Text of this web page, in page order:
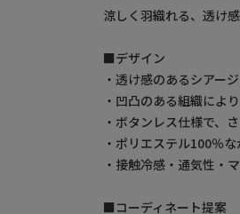
涼しく羽織れる、透け
■デザイン
・透け感のあるシアー
・凹凸のある組織によ
・ボタンレス仕様で、
・ポリエステル100％
・接触冷感・通気性・
■コーディネート提案